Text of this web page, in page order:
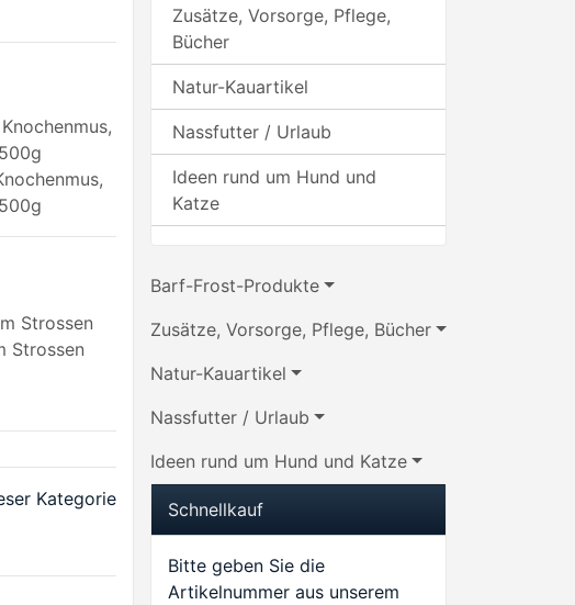
500g
Strossen
Kategorie
Zusätze, Vorsorge, Pflege,
Bücher
Natur-Kauartikel
Nassfutter / Urlaub
Ideen rund um Hund und
Katze
Barf-Frost-Produkte
Zusätze, Vorsorge, Pflege, Bücher
Natur-Kauartikel
Nassfutter / Urlaub
Ideen rund um Hund und Katze
Schnellkauf
Bitte geben Sie die
Artikelnummer aus unserem